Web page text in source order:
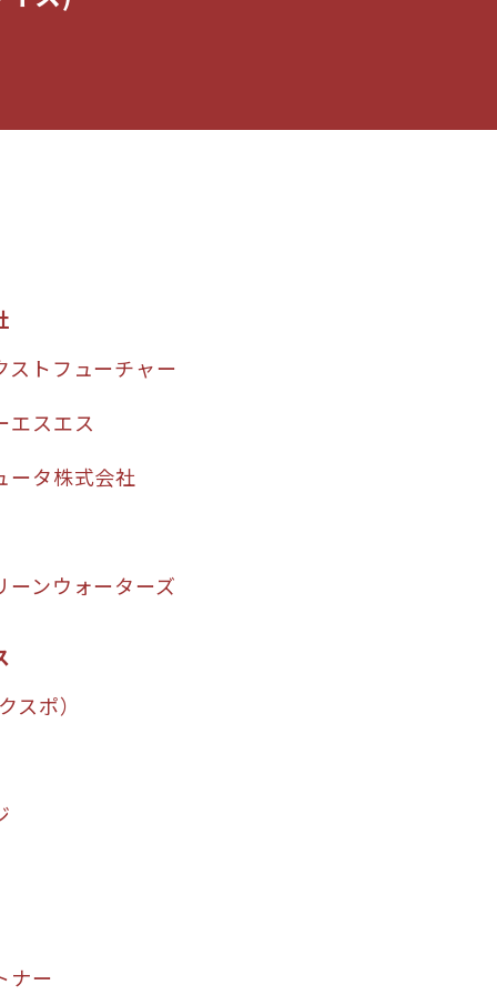
ストフューチャー
エスエス
ータ株式会社
ーンウォーターズ
スポ）
ナー